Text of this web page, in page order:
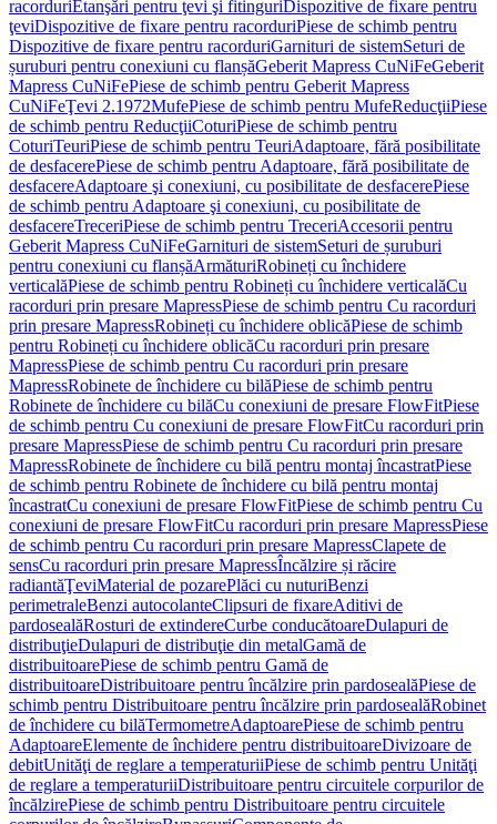
racorduriEtanşări pentru ţevi şi fitinguriDispozitive de fixare pentru
ţeviDispozitive de fixare pentru racorduriPiese de schimb pentru
Dispozitive de fixare pentru racorduriGarnituri de sistemSeturi de
șuruburi pentru conexiuni cu flanșăGeberit Mapress CuNiFeGeberit
Mapress CuNiFePiese de schimb pentru Geberit Mapress
CuNiFeŢevi 2.1972MufePiese de schimb pentru MufeReducţiiPiese
de schimb pentru ReducţiiCoturiPiese de schimb pentru
CoturiTeuriPiese de schimb pentru TeuriAdaptoare, fără posibilitate
de desfacerePiese de schimb pentru Adaptoare, fără posibilitate de
desfacereAdaptoare şi conexiuni, cu posibilitate de desfacerePiese
de schimb pentru Adaptoare şi conexiuni, cu posibilitate de
desfacereTreceriPiese de schimb pentru TreceriAccesorii pentru
Geberit Mapress CuNiFeGarnituri de sistemSeturi de șuruburi
pentru conexiuni cu flanșăArmăturiRobineți cu închidere
verticalăPiese de schimb pentru Robineți cu închidere verticalăCu
racorduri prin presare MapressPiese de schimb pentru Cu racorduri
prin presare MapressRobineți cu închidere oblicăPiese de schimb
pentru Robineți cu închidere oblicăCu racorduri prin presare
MapressPiese de schimb pentru Cu racorduri prin presare
MapressRobinete de închidere cu bilăPiese de schimb pentru
Robinete de închidere cu bilăCu conexiuni de presare FlowFitPiese
de schimb pentru Cu conexiuni de presare FlowFitCu racorduri prin
presare MapressPiese de schimb pentru Cu racorduri prin presare
MapressRobinete de închidere cu bilă pentru montaj încastratPiese
de schimb pentru Robinete de închidere cu bilă pentru montaj
încastratCu conexiuni de presare FlowFitPiese de schimb pentru Cu
conexiuni de presare FlowFitCu racorduri prin presare MapressPiese
de schimb pentru Cu racorduri prin presare MapressClapete de
sensCu racorduri prin presare MapressÎncălzire și răcire
radiantăŢeviMaterial de pozarePlăci cu nuturiBenzi
perimetraleBenzi autocolanteClipsuri de fixareAditivi de
pardosealăRosturi de extindereCurbe conducătoareDulapuri de
distribuţieDulapuri de distribuţie din metalGamă de
distribuitoarePiese de schimb pentru Gamă de
distribuitoareDistribuitoare pentru încălzire prin pardosealăPiese de
schimb pentru Distribuitoare pentru încălzire prin pardosealăRobinet
de închidere cu bilăTermometreAdaptoarePiese de schimb pentru
AdaptoareElemente de închidere pentru distribuitoareDivizoare de
debitUnităţi de reglare a temperaturiiPiese de schimb pentru Unităţi
de reglare a temperaturiiDistribuitoare pentru circuitele corpurilor de
încălzirePiese de schimb pentru Distribuitoare pentru circuitele